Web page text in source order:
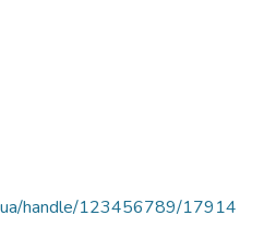
handle/123456789/17914